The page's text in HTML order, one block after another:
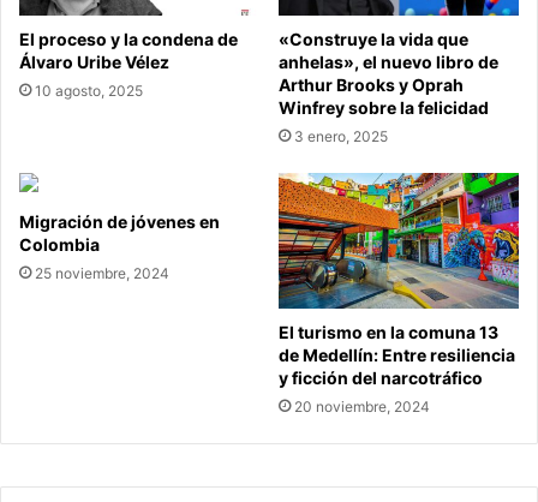
El proceso y la condena de
Álvaro Uribe Vélez
10 agosto, 2025
«Construye la vida que
anhelas», el nuevo libro de
Arthur Brooks y Oprah
Winfrey sobre la felicidad
3 enero, 2025
Migración de jóvenes en
Colombia
25 noviembre, 2024
El turismo en la comuna 13
de Medellín: Entre resiliencia
y ficción del narcotráfico
20 noviembre, 2024